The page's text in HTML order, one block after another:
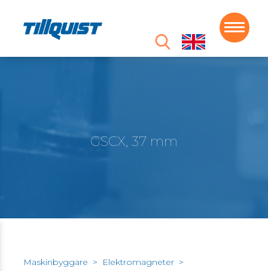
GSCX, 37 mm
Maskinbyggare > Elektromagneter >